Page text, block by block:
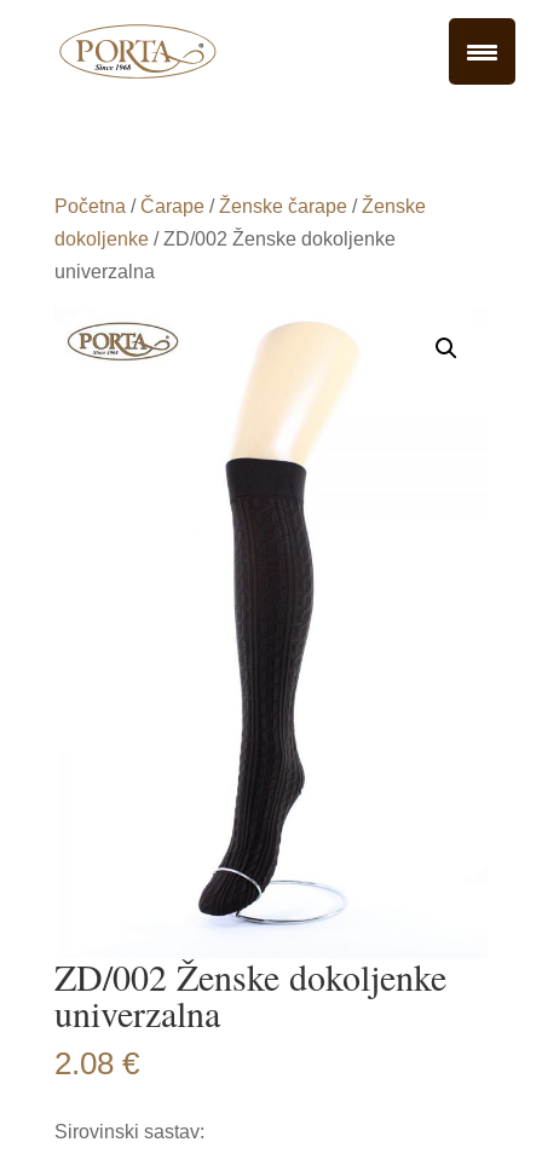
Početna /Čarape/Ženske čarape/Ženske
dokoljenke/ ZD/002 Ženske dokoljenke
univerzalna
ZD/002 Ženske dokoljenke
univerzalna
2.08 €
Sirovinski sastav: